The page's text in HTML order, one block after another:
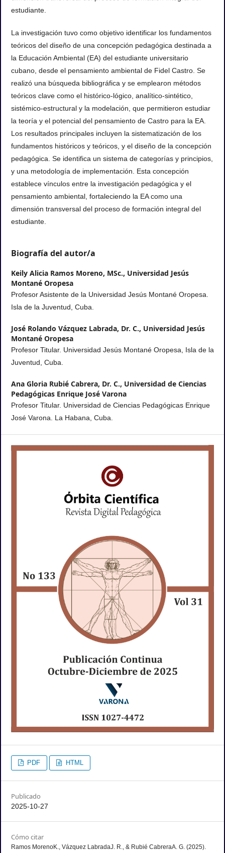
estudiante.
La investigación tuvo como objetivo identificar los fundamentos
teóricos del diseño de una concepción pedagógica destinada a
la Educación Ambiental (EA) del estudiante universitario
cubano, desde el pensamiento ambiental de Fidel Castro. Se
realizó una búsqueda bibliográfica y se emplearon métodos
teóricos clave como el histórico-lógico, analítico-sintético,
sistémico-estructural y la modelación, que permitieron estudiar
la teoría y el potencial del pensamiento de Castro para la EA.
Los resultados principales incluyen la sistematización de los
fundamentos históricos y teóricos, y el diseño de la concepción
pedagógica. Se identifica un sistema de categorías y principios,
y una metodología de implementación. Esta concepción
establece vínculos entre la investigación pedagógica y el
pensamiento ambiental, fortaleciendo la EA como una
dimensión transversal del proceso de formación integral del
estudiante.
Biografía del autor/a
Keily Alicia Ramos Moreno, MSc., Universidad Jesús
Montané Oropesa
Profesor Asistente de la Universidad Jesús Montané Oropesa.
Isla de la Juventud, Cuba.
José Rolando Vázquez Labrada, Dr. C., Universidad Jesús
Montané Oropesa
Profesor Titular. Universidad Jesús Montané Oropesa, Isla de la
Juventud, Cuba.
Ana Gloria Rubié Cabrera, Dr. C., Universidad de Ciencias
Pedagógicas Enrique José Varona
Profesor Titular. Universidad de Ciencias Pedagógicas Enrique
José Varona. La Habana, Cuba.
PDF HTML
Publicado
2025-10-27
Cómo citar
Ramos MorenoK., Vázquez LabradaJ. R., & Rubié CabreraA. G. (2025).